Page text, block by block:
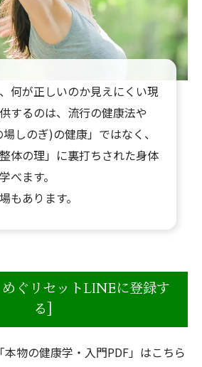
何が正しいのか見えにくい現
するのは、流行の健康法や
場しのぎ)の健康」ではなく、
体の理」に裏打ちされた身体
べます。
もあります。
めぐリセットLINEに登録す
る]
物の健康学・入門PDF」はこちら